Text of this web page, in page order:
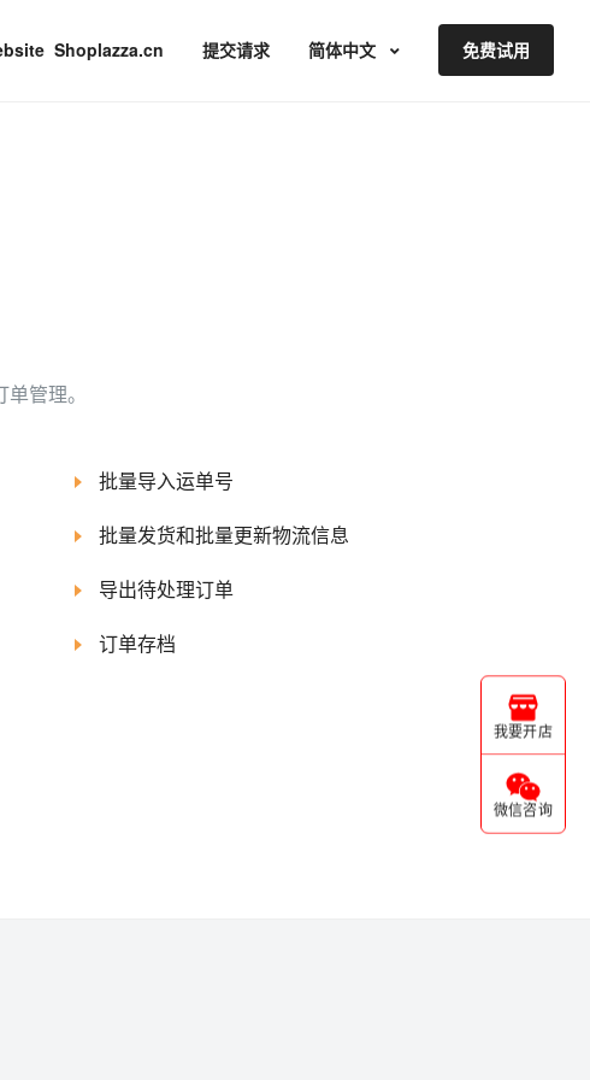
Shoplazza.cn 提交请求 简体中文 免费试用
管理。
批量导入运单号
批量发货和批量更新物流信息
导出待处理订单
订单存档
我要开店
微信咨询